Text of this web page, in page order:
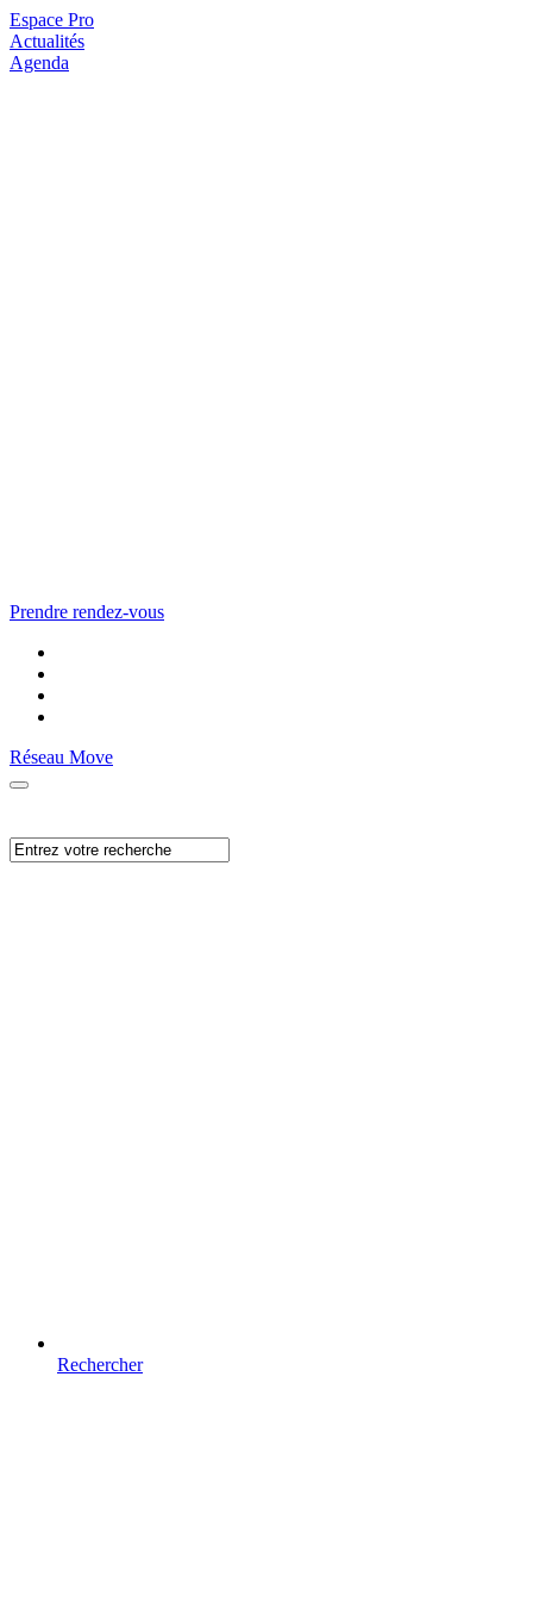
Espace Pro
Actualités
Agenda
Prendre rendez-vous
Réseau Move
Rechercher